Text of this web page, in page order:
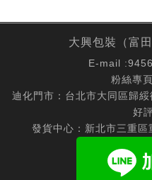
大興包裝（富
E-mail :
粉絲專
迪化門市：台北市大同區歸
好
發貨中心：新北市三重